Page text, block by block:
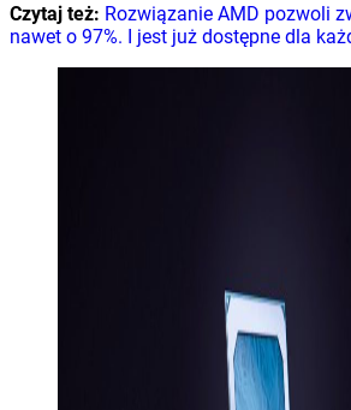
Czytaj też: Rozwiązanie AMD pozwoli
nawet o 97%. I jest już dostępne dla